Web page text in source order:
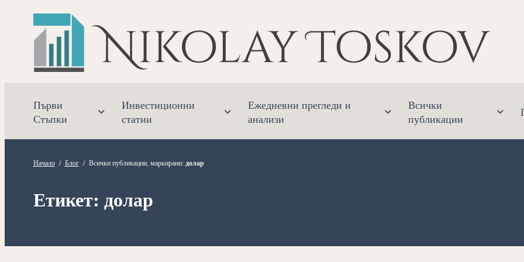
Прескочете
съдържанието
Първи
Стъпки
Инвестиционни
статии
Ежедневни прегледи и
анализи
Всички
публикации
Начало / Блог / Всички публикации, маркирани:долар
Етикет: долар